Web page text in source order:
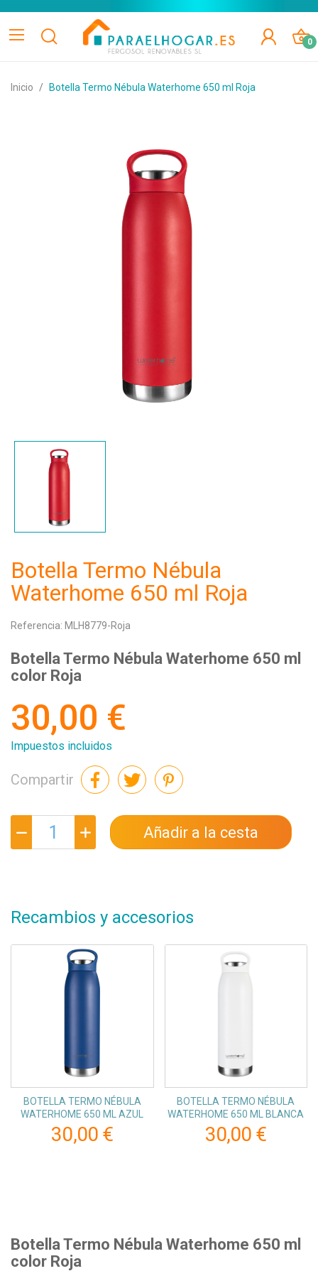
0
Inicio Botella Termo Nébula Waterhome 650 ml Roja
Botella Termo Nébula
Waterhome 650 ml Roja
Referencia: MLH8779-Roja
Botella Termo Nébula Waterhome 650 ml
color Roja
30,00 €
Impuestos incluidos
Compartir
Añadir a la cesta
Recambios y accesorios
BOTELLA TERMO NÉBULA
WATERHOME 650 ML AZUL
30,00 €
BOTELLA TERMO NÉBULA
WATERHOME 650 ML BLANCA
30,00 €
Botella Termo Nébula Waterhome 650 ml
color Roja